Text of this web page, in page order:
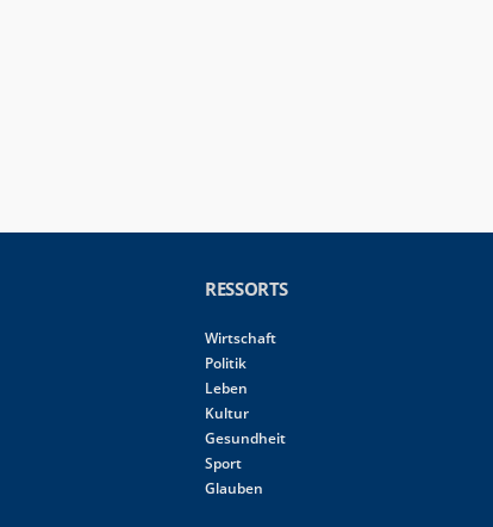
RESSORTS
Wirtschaft
Politik
Leben
Kultur
Gesundheit
Sport
Glauben